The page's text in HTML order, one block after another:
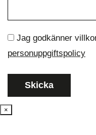
Jag godkänner
personuppgiftspolicy
×